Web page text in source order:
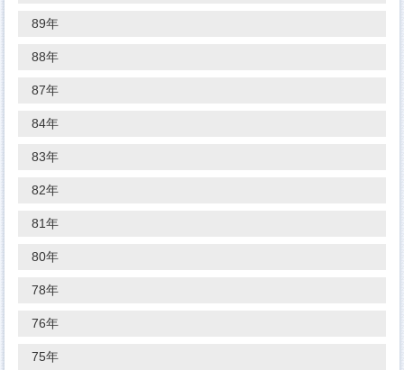
89年
88年
87年
84年
83年
82年
81年
80年
78年
76年
75年